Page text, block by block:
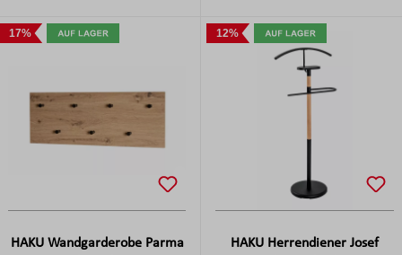
17%
HAKU Wandgarderobe Parma
12%
HAKU Herrendiener Josef